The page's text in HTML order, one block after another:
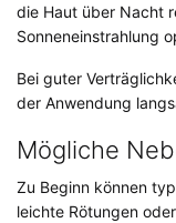
die Haut über Nacht
Sonneneinstrahlung
Bei guter
der Anwendung
Mögliche
Zu Beginn können
leichte Rötungen